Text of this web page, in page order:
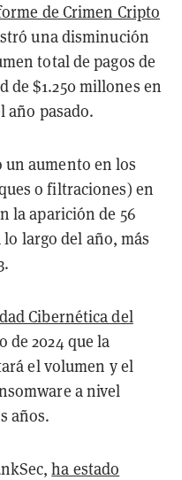
de Crimen Cripto
una disminución
total de pagos de
de $1.250 millones en
año pasado.
aumento en los
o filtraciones) en
la aparición de 56
largo del año, más
Cibernética del
de 2024 que la
el volumen y el
a nivel
años.
ha estado